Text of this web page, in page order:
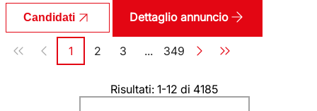
Candidati Dettaglio annuncio
Paginazione
Pagina
1 Pagina
2 Pagina
3 ... Pagina
349
Risultati: 1-12 di 4185